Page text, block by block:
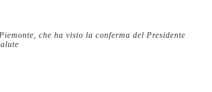
che ha visto la conferma del Presidente